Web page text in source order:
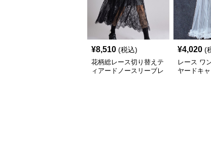
¥8,510 (税込)
花柄総レース切り替えテ
ィアードノースリーブレ
¥4,020 (
レース ワ
ヤードキ